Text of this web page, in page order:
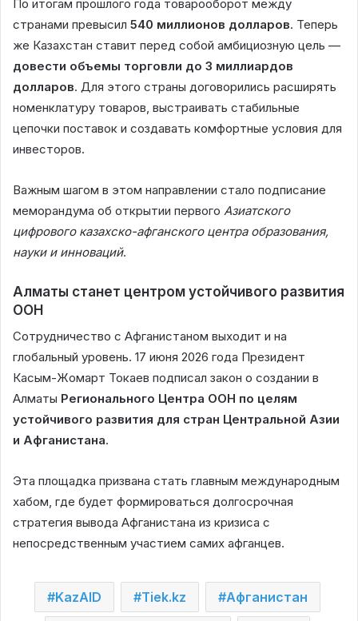
По итогам прошлого года товарооборот между
странами превысил 540 миллионов долларов. Теперь
же Казахстан ставит перед собой амбициозную цель —
довести объемы торговли до 3 миллиардов
долларов. Для этого страны договорились расширять
номенклатуру товаров, выстраивать стабильные
цепочки поставок и создавать комфортные условия для
инвесторов.
Важным шагом в этом направлении стало подписание
меморандума об открытии первого Азиатского
цифрового казахско-афганского центра образования,
науки и инноваций.
Алматы станет центром устойчивого развития
ООН
Сотрудничество с Афганистаном выходит и на
глобальный уровень. 17 июня 2026 года Президент
Касым-Жомарт Токаев подписал закон о создании в
Алматы Регионального Центра ООН по целям
устойчивого развития для стран Центральной Азии
и Афганистана.
Эта площадка призвана стать главным международным
хабом, где будет формироваться долгосрочная
стратегия вывода Афганистана из кризиса с
непосредственным участием самих афганцев.
KazAID Tiek.kz Афганистан